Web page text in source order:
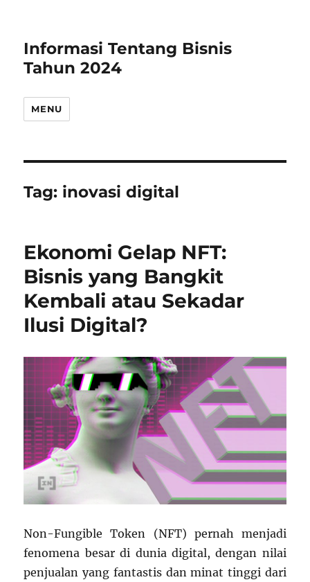
Informasi Tentang Bisnis
Tahun 2024
MENU
Tag: inovasi digital
Ekonomi Gelap NFT:
Bisnis yang Bangkit
Kembali atau Sekadar
Ilusi Digital?
Non-Fungible Token (NFT) pernah menjadi
fenomena besar di dunia digital, dengan nilai
penjualan yang fantastis dan minat tinggi dari